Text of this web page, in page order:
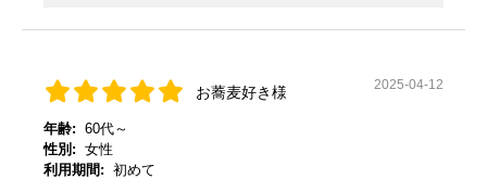
お蕎麦好き様 2025-04-12
年齢: 60代～
性別: 女性
利用期間: 初めて